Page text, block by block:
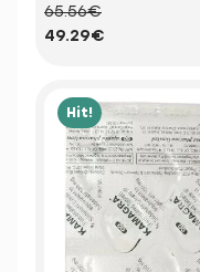
65.56€
49.29€
Hit!